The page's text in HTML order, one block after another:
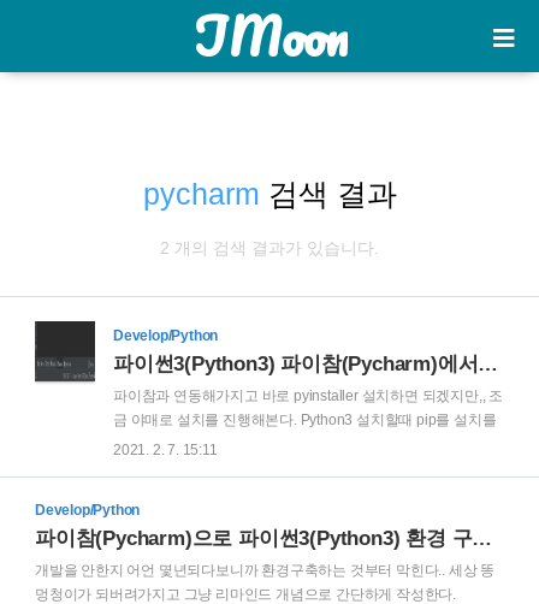
JMoon
pycharm 검색 결과
2 개의 검색 결과가 있습니다.
Develop/Python
파이썬3(Python3) 파이참(Pycharm)에서 pyinstaller 설치 및 사용해서 exe파일 만들기(생성)
파이참과 연동해가지고 바로 pyinstaller 설치하면 되겠지만,, 조
금 야매로 설치를 진행해본다. Python3 설치할때 pip를 설치를
같이 진행하는 걸로 알고 있는데, 안되어있으면 pip 설치는 별도
서 설치가 다된다.. 주루루루룩! 사용하는 방법은 다음과 같다.
pyinstaller main.py 그럼 main.py를 실행했던 곳에 dist 폴더가
생기고 거기안에 .exe파일이 생성되는 것을 볼 수 이씀 설정값
은 아래의 블로그에서 참고했다. 가서 확인해보자
2021. 2. 7. 15:11
Develop/Python
파이참(Pycharm)으로 파이썬3(Python3) 환경 구축하기
개발을 안한지 어언 몇년되다보니까 환경구축하는 것부터 막힌다.. 세상 똥
멍청이가 되버려가지고 그냥 리마인드 개념으로 간단하게 작성한다.